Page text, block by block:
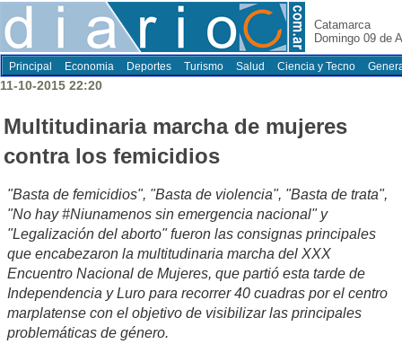
Catamarca
Domingo 09 de
Principal Economia Deportes Turismo Salud Ciencia y Tecno
11-10-2015 22:20
Multitudinaria marcha de mujeres
contra los femicidios
"Basta de femicidios", "Basta de violencia", "Basta de trata",
"No hay #Niunamenos sin emergencia nacional" y
"Legalización del aborto" fueron las consignas principales
que encabezaron la multitudinaria marcha del XXX
Encuentro Nacional de Mujeres, que partió esta tarde de
Independencia y Luro para recorrer 40 cuadras por el centro
marplatense con el objetivo de visibilizar las principales
problemáticas de género.